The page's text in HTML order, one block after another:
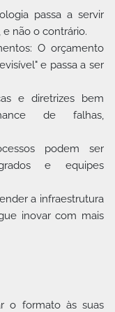
passa a servir
não o contrário.
O orçamento
e passa a ser
e diretrizes bem
de falhas,
podem ser
e equipes
a infraestrutura
inovar com mais
o formato às suas